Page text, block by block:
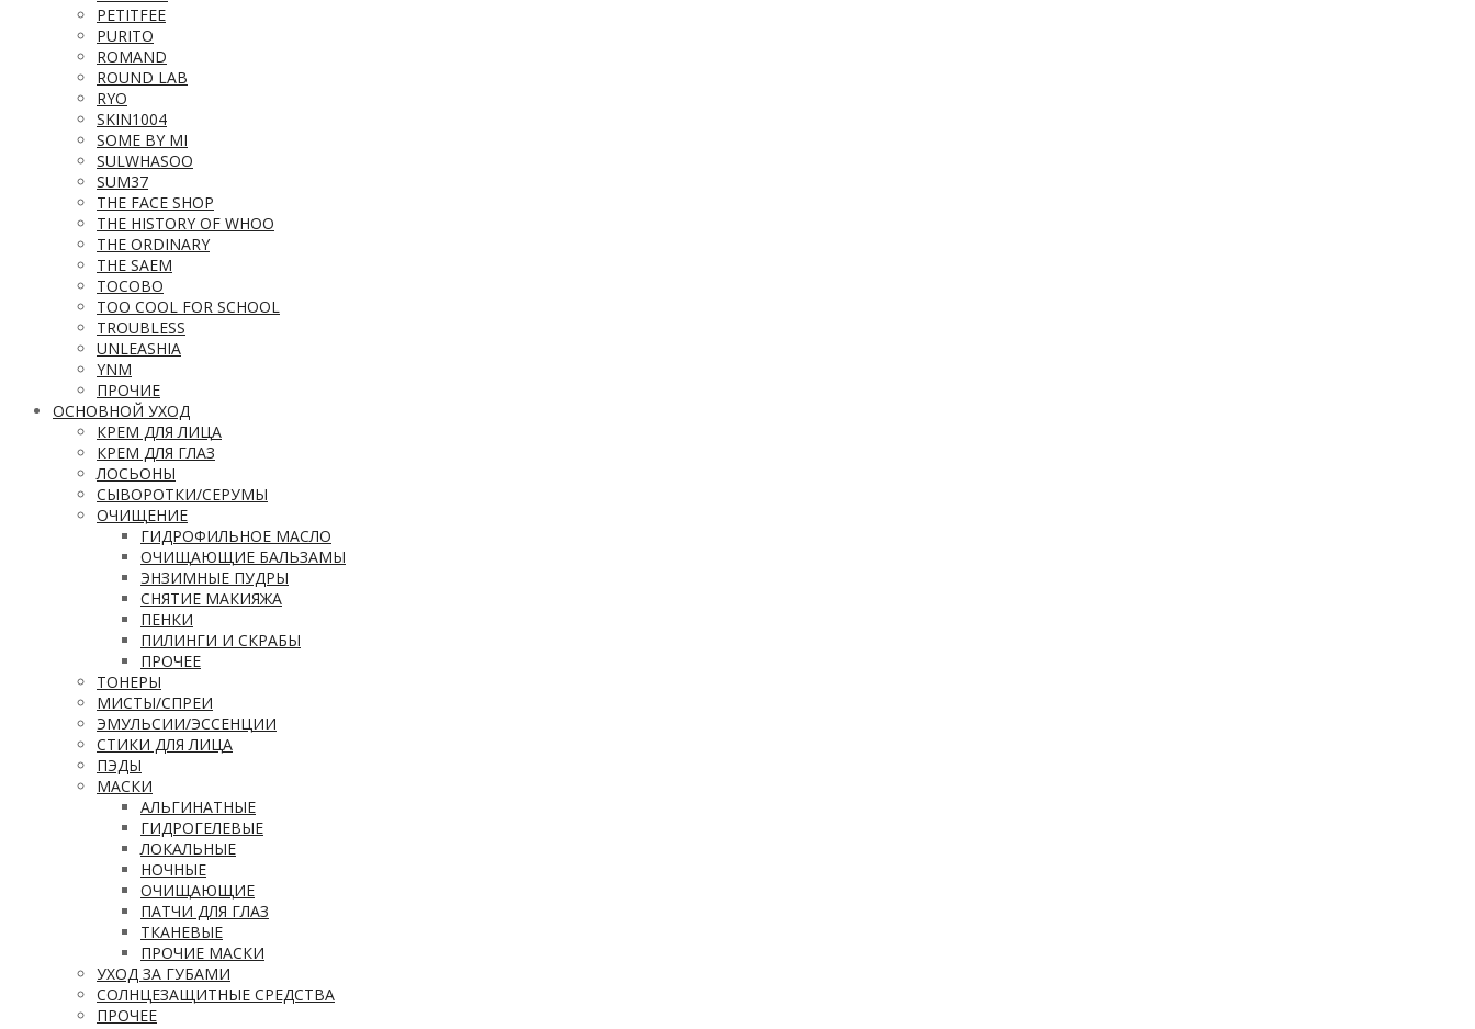
PETITFEE
PURITO
ROMAND
ROUND LAB
RYO
SKIN1004
SOME BY MI
SULWHASOO
SUM37
THE FACE SHOP
THE HISTORY OF WHOO
THE ORDINARY
THE SAEM
TOCOBO
TOO COOL FOR SCHOOL
TROUBLESS
UNLEASHIA
YNM
ПРОЧИЕ
ОСНОВНОЙ УХОД
КРЕМ ДЛЯ ЛИЦА
КРЕМ ДЛЯ ГЛАЗ
ЛОСЬОНЫ
СЫВОРОТКИ/СЕРУМЫ
ОЧИЩЕНИЕ
ГИДРОФИЛЬНОЕ МАСЛО
ОЧИЩАЮЩИЕ БАЛЬЗАМЫ
ЭНЗИМНЫЕ ПУДРЫ
СНЯТИЕ МАКИЯЖА
ПЕНКИ
ПИЛИНГИ И СКРАБЫ
ПРОЧЕЕ
ТОНЕРЫ
МИСТЫ/СПРЕИ
ЭМУЛЬСИИ/ЭССЕНЦИИ
СТИКИ ДЛЯ ЛИЦА
ПЭДЫ
МАСКИ
АЛЬГИНАТНЫЕ
ГИДРОГЕЛЕВЫЕ
ЛОКАЛЬНЫЕ
НОЧНЫЕ
ОЧИЩАЮЩИЕ
ПАТЧИ ДЛЯ ГЛАЗ
ТКАНЕВЫЕ
ПРОЧИЕ МАСКИ
УХОД ЗА ГУБАМИ
СОЛНЦЕЗАЩИТНЫЕ СРЕДСТВА
ПРОЧЕЕ